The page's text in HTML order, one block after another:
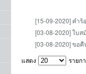
[15-09-2020] คำ
[03-08-2020] ใบ
[03-08-2020] ขอ
แสดง
รายก